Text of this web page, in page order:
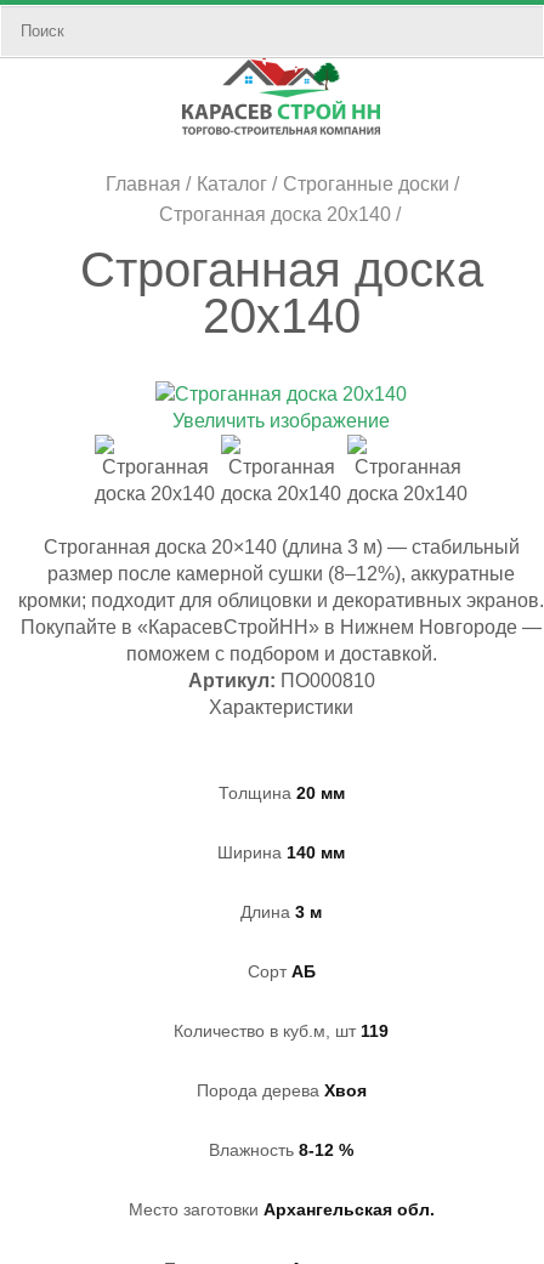
Главная Каталог
Строганные доски
Строганная доска 20х140
Строганная доска
20х140
Увеличить изображение
Строганная доска 20×140 (длина 3 м) — стабильный
размер после камерной сушки (8–12%), аккуратные
кромки; подходит для облицовки и декоративных экранов.
Покупайте в «КарасевСтройНН» в Нижнем Новгороде —
поможем с подбором и доставкой.
Артикул: ПО000810
Характеристики
Толщина 20 мм
Ширина 140 мм
Длина 3 м
Сорт АБ
Количество в куб.м, шт 119
Порода дерева Хвоя
Влажность 8-12 %
Место заготовки Архангельская обл.